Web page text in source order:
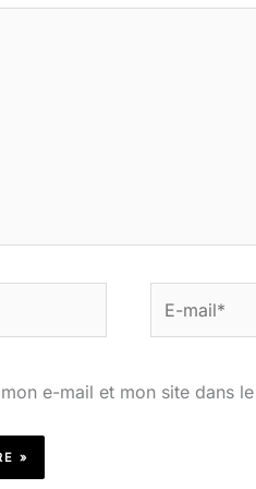
mail*
e-mail et mon site dans